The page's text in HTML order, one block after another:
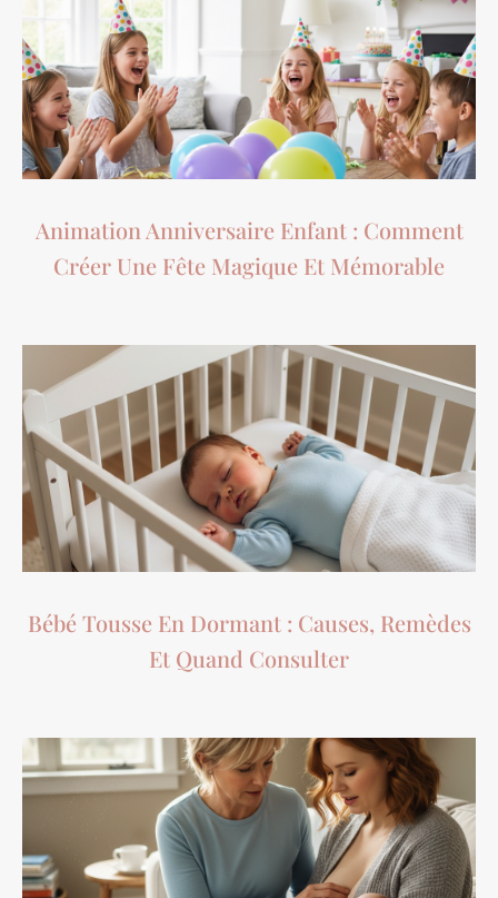
Animation Anniversaire Enfant : Comment
Créer Une Fête Magique Et Mémorable
Bébé Tousse En Dormant : Causes, Remèdes
Et Quand Consulter